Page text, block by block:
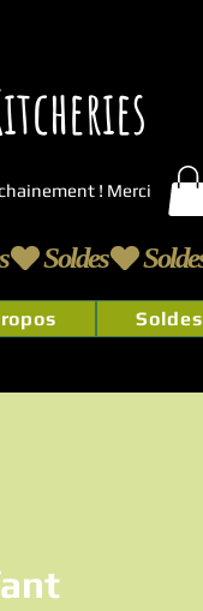
! Merci
Soldes